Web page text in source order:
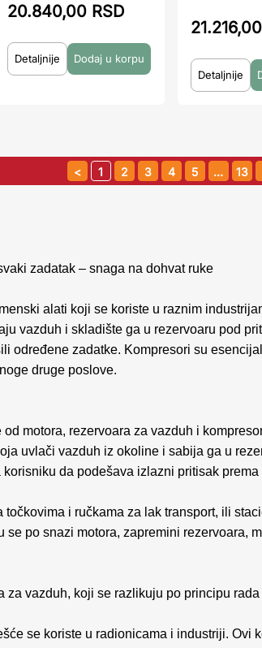
20.840,00 RSD
Detaljnije
Detaljnije
1 2 3 4 5 … 13
zadatak – snaga na dohvat ruke
alati koji se koriste u raznim
vazduh i skladište ga u rezervoaru pod
određene zadatke. Kompresori su
druge poslove.
motora, rezervoara za vazduh i
uvlači vazduh iz okoline i sabija ga u
da podešava izlazni pritisak prema
točkovima i ručkama za lak transport, ili
po snazi motora, zapremini rezervoara,
za vazduh, koji se razlikuju po principu
se koriste u radionicama i industriji. Ovi